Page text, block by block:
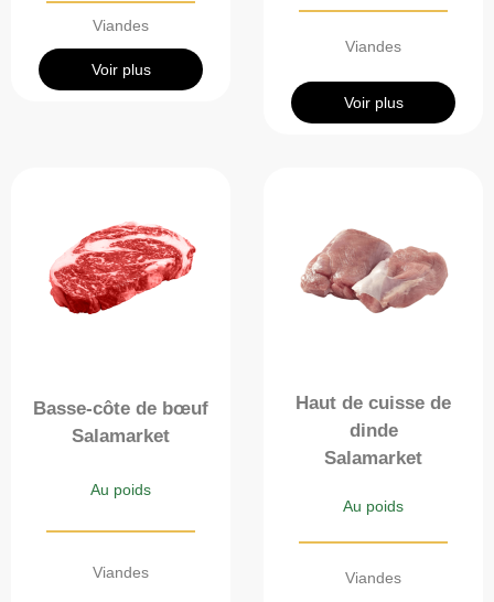
Viandes
Voir plus
Viandes
Voir plus
Basse-côte de bœuf
Salamarket
Au poids
Viandes
Haut de cuisse de
dinde
Salamarket
Au poids
Viandes